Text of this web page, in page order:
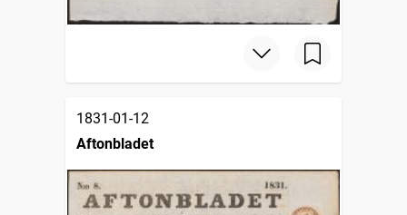
1831-01-12
Aftonbladet